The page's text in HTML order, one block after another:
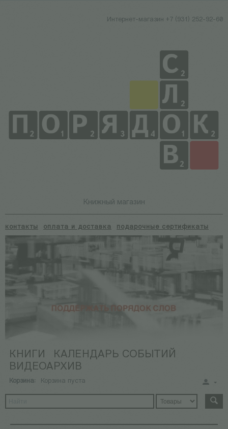
Интернет-магазин +7 (931) 252-92-60
Книжный магазин
контакты оплата и доставка подарочные сертификаты
КНИГИ
КАЛЕНДАРЬ СОБЫТИЙ
ВИДЕОАРХИВ
Корзина: Корзина пуста